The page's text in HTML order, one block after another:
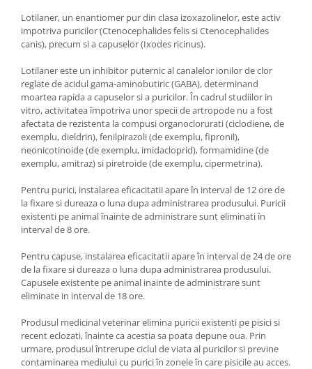
Lotilaner, un enantiomer pur din clasa izoxazolinelor, este activ
impotriva puricilor (Ctenocephalides felis si Ctenocephalides
canis), precum si a capuselor (Ixodes ricinus).
Lotilaner este un inhibitor puternic al canalelor ionilor de clor
reglate de acidul gama-aminobutiric (GABA), determinand
moartea rapida a capuselor si a puricilor. În cadrul studiilor in
vitro, activitatea împotriva unor specii de artropode nu a fost
afectata de rezistenta la compusi organoclorurati (ciclodiene, de
exemplu, dieldrin), fenilpirazoli (de exemplu, fipronil),
neonicotinoide (de exemplu, imidacloprid), formamidine (de
exemplu, amitraz) si piretroide (de exemplu, cipermetrina).
Pentru purici, instalarea eficacitatii apare în interval de 12 ore de
la fixare si dureaza o luna dupa administrarea produsului. Puricii
existenti pe animal înainte de administrare sunt eliminati în
interval de 8 ore.
Pentru capuse, instalarea eficacitatii apare în interval de 24 de ore
de la fixare si dureaza o luna dupa administrarea produsului.
Capusele existente pe animal inainte de administrare sunt
eliminate in interval de 18 ore.
Produsul medicinal veterinar elimina puricii existenti pe pisici si
recent eclozati, înainte ca acestia sa poata depune oua. Prin
urmare, produsul întrerupe ciclul de viata al puricilor si previne
contaminarea mediului cu purici în zonele în care pisicile au acces.